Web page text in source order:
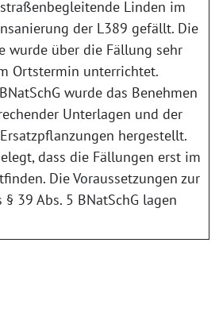
Linden im
der L389 gefällt. Die
wurde über die Fällung sehr
Ortstermin unterrichtet.
wurde das Benehmen
Unterlagen und der
hergestellt.
dass die Fällungen erst im
Die Voraussetzungen zur
39 Abs. 5 BNatSchG lagen